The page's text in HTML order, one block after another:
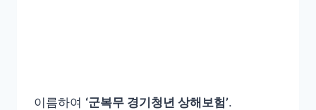
이름하여 ‘군복무 경기청년 상해보험’.